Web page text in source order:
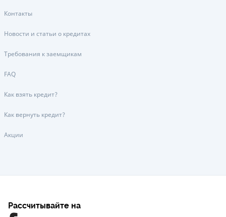
Контакты
Новости и статьи о кредитах
Требования к заемщикам
FAQ
Как взять кредит?
Как вернуть кредит?
Акции
Рассчитывайте на